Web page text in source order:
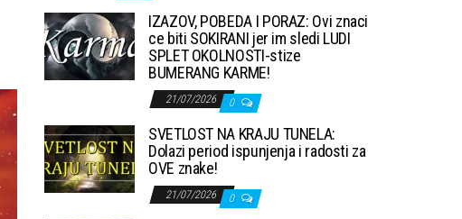
IZAZOV, POBEDA I PORAZ: Ovi znaci
ce biti SOKIRANI jer im sledi LUDI
SPLET OKOLNOSTI-stize
BUMERANG KARME!
21/07/2026 0
SVETLOST NA KRAJU TUNELA:
Dolazi period ispunjenja i radosti za
OVE znake!
21/07/2026 0